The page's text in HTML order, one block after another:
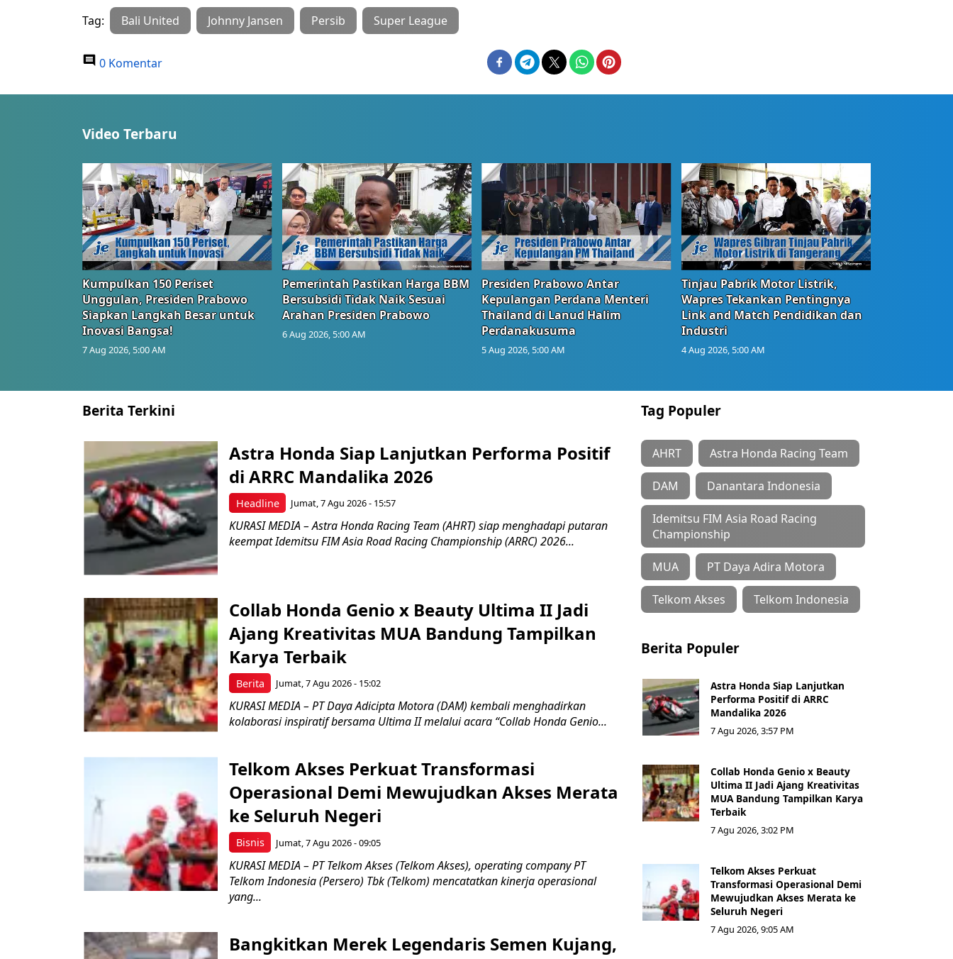
Tag: Bali United Johnny Jansen Persib Super League
0 Komentar
Video Terbaru
Kumpulkan 150 Periset
Unggulan, Presiden Prabowo
Siapkan Langkah Besar untuk
Inovasi Bangsa!
7 Aug 2026, 5:00 AM
Pemerintah Pastikan Harga BBM
Bersubsidi Tidak Naik Sesuai
Arahan Presiden Prabowo
6 Aug 2026, 5:00 AM
Presiden Prabowo Antar
Kepulangan Perdana Menteri
Thailand di Lanud Halim
Perdanakusuma
5 Aug 2026, 5:00 AM
Tinjau Pabrik Motor Listrik,
Wapres Tekankan Pentingnya
Link and Match Pendidikan dan
Industri
4 Aug 2026, 5:00 AM
Berita Terkini
Headline
Astra Honda Siap Lanjutkan Performa Positif
di ARRC Mandalika 2026
Jumat, 7 Agu 2026 - 15:57
KURASI MEDIA – Astra Honda Racing Team (AHRT) siap menghadapi putaran
keempat Idemitsu FIM Asia Road Racing Championship (ARRC) 2026...
Berita
Collab Honda Genio x Beauty Ultima II Jadi
Ajang Kreativitas MUA Bandung Tampilkan
Karya Terbaik
Jumat, 7 Agu 2026 - 15:02
KURASI MEDIA – PT Daya Adicipta Motora (DAM) kembali menghadirkan
kolaborasi inspiratif bersama Ultima II melalui acara “Collab Honda Genio...
Bisnis
Telkom Akses Perkuat Transformasi
Operasional Demi Mewujudkan Akses Merata
ke Seluruh Negeri
Jumat, 7 Agu 2026 - 09:05
KURASI MEDIA – PT Telkom Akses (Telkom Akses), operating company PT
Telkom Indonesia (Persero) Tbk (Telkom) mencatatkan kinerja operasional
yang...
Bangkitkan Merek Legendaris Semen Kujang,
Tag Populer
AHRT Astra Honda Racing Team
DAM Danantara Indonesia
Idemitsu FIM Asia Road Racing
Championship
MUA PT Daya Adira Motora
Telkom Akses Telkom Indonesia
Berita Populer
Astra Honda Siap Lanjutkan
Performa Positif di ARRC
Mandalika 2026
7 Agu 2026, 3:57 PM
Collab Honda Genio x Beauty
Ultima II Jadi Ajang Kreativitas
MUA Bandung Tampilkan Karya
Terbaik
7 Agu 2026, 3:02 PM
Telkom Akses Perkuat
Transformasi Operasional Demi
Mewujudkan Akses Merata ke
Seluruh Negeri
7 Agu 2026, 9:05 AM